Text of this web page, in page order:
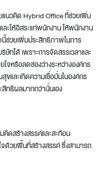
นวคิด Hybrid Office ที่ช่วยเพิ่ม
ะให้อิสระแก่พนักงาน ให้พนักงาน
ช่วยเพิ่มประสิทธิภาพในการ
ทได้ เพราะการจัดสรรเวลาและ
จหรือลดช่องว่างระหว่างองค์กร
และเกิดความเชื่อมั่นในองค์กร
สิทธิผลมากกว่านั่นเอง
คิดสร้างสรรค์และสะท้อน
ด้วยพื้นที่สร้างสรรค์ ซึ่งสามารถ